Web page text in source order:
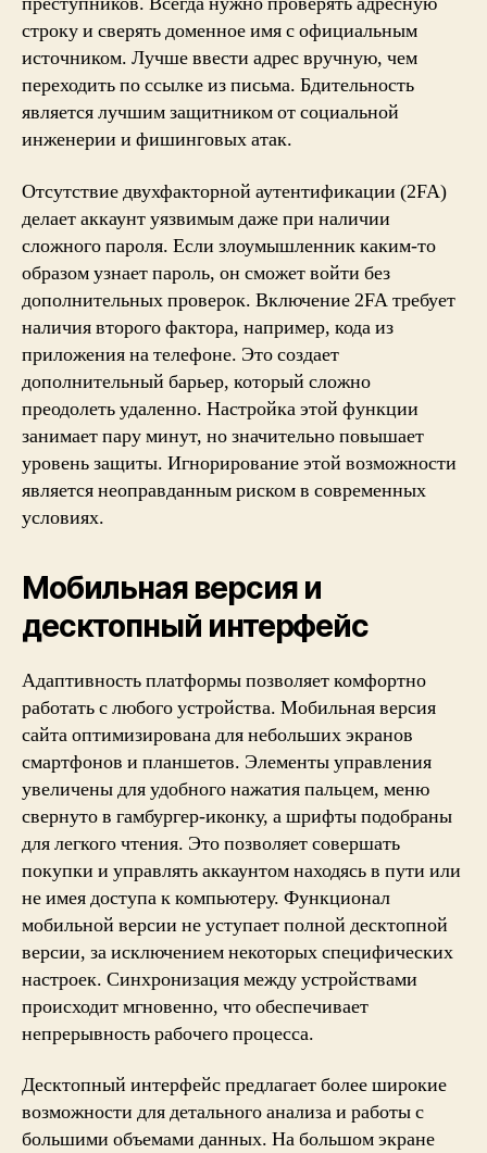
строку и сверять доменное имя с официальным
источником. Лучше ввести адрес вручную, чем
переходить по ссылке из письма. Бдительность
является лучшим защитником от социальной
инженерии и фишинговых атак.
Отсутствие двухфакторной аутентификации (2FA)
делает аккаунт уязвимым даже при наличии
сложного пароля. Если злоумышленник каким-то
образом узнает пароль, он сможет войти без
дополнительных проверок. Включение 2FA требует
наличия второго фактора, например, кода из
приложения на телефоне. Это создает
дополнительный барьер, который сложно
преодолеть удаленно. Настройка этой функции
занимает пару минут, но значительно повышает
уровень защиты. Игнорирование этой возможности
является неоправданным риском в современных
условиях.
Мобильная версия и
десктопный интерфейс
Адаптивность платформы позволяет комфортно
работать с любого устройства. Мобильная версия
сайта оптимизирована для небольших экранов
смартфонов и планшетов. Элементы управления
увеличены для удобного нажатия пальцем, меню
свернуто в гамбургер-иконку, а шрифты подобраны
для легкого чтения. Это позволяет совершать
покупки и управлять аккаунтом находясь в пути или
не имея доступа к компьютеру. Функционал
мобильной версии не уступает полной десктопной
версии, за исключением некоторых специфических
настроек. Синхронизация между устройствами
происходит мгновенно, что обеспечивает
непрерывность рабочего процесса.
Десктопный интерфейс предлагает более широкие
возможности для детального анализа и работы с
большими объемами данных. На большом экране